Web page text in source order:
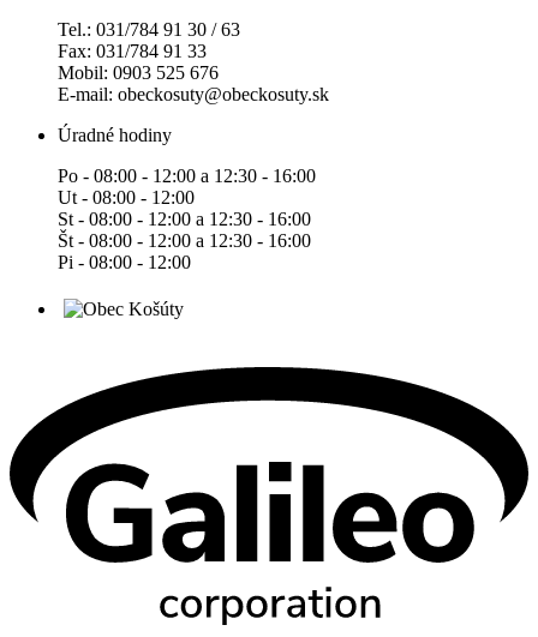
Tel.: 031/784 91 30 / 63
Fax: 031/784 91 33
Mobil: 0903 525 676
E-mail: obeckosuty@obeckosuty.sk
Úradné hodiny
Po - 08:00 - 12:00 a 12:30 - 16:00
Ut - 08:00 - 12:00
St - 08:00 - 12:00 a 12:30 - 16:00
Št - 08:00 - 12:00 a 12:30 - 16:00
Pi - 08:00 - 12:00